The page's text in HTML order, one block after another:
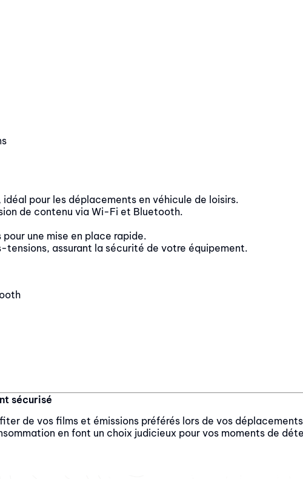
pour les déplacements en véhicule de loisirs.
de contenu via Wi-Fi et Bluetooth.
une mise en place rapide.
tensions, assurant la sécurité de votre équipement.
sécurisé
de vos films et émissions préférés lors de vos
en font un choix judicieux pour vos moments de